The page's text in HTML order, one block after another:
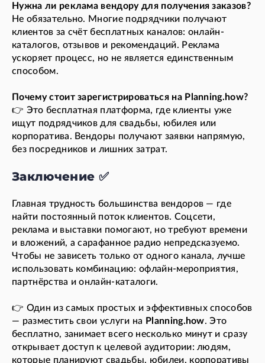
Нужна ли реклама вендору для получения заказов?
Не обязательно. Многие подрядчики получают
клиентов за счёт бесплатных каналов: онлайн-
каталогов, отзывов и рекомендаций. Реклама
ускоряет процесс, но не является единственным
способом.
Почему стоит зарегистрироваться на Planning.how?
👉 Это бесплатная платформа, где клиенты уже
ищут подрядчиков для свадьбы, юбилея или
корпоратива. Вендоры получают заявки напрямую,
без посредников и лишних затрат.
Заключение ✅
Главная трудность большинства вендоров — где
найти постоянный поток клиентов. Соцсети,
реклама и выставки помогают, но требуют времени
и вложений, а сарафанное радио непредсказуемо.
Чтобы не зависеть только от одного канала, лучше
использовать комбинацию: офлайн-мероприятия,
партнёрства и онлайн-каталоги.
👉 Один из самых простых и эффективных способов
— разместить свои услуги на Planning.how. Это
бесплатно, занимает всего несколько минут и сразу
открывает доступ к целевой аудитории: людям,
которые планируют свадьбы, юбилеи, корпоративы